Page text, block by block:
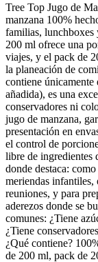
Tree Top Jugo de
manzana 100%
familias, lunchboxes
200 ml ofrece una
viajes, y el pack de
la planeación de
contiene únicamente
añadida), es una
conservadores ni
jugo de manzana,
presentación en
el control de
libre de ingredientes
donde destaca:
meriendas
reuniones, y para
aderezos donde se
comunes: ¿Tiene
¿Tiene
¿Qué contiene?
de 200 ml, pack de